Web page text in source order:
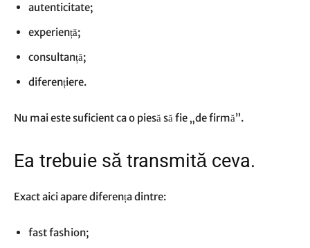
autenticitate;
experiență;
consultanță;
diferențiere.
Nu mai este suficient ca o piesă să fie „de firmă”.
Ea trebuie să transmită ceva.
Exact aici apare diferența dintre:
fast fashion;